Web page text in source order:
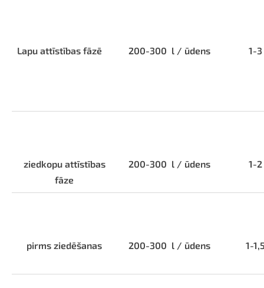
Lapu attīstības fāzē 200-300 l / ūdens 1-
ziedkopu attīstības
fāze
200-300 l / ūdens 1-
pirms ziedēšanas 200-300 l / ūdens 1-